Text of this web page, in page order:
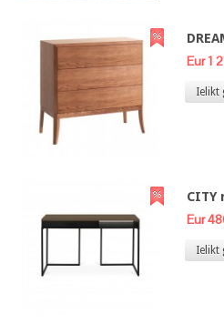
Eur 1
Ielikt
CITY
Eur
Ielikt